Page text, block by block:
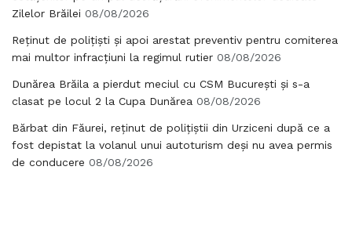
Zilelor Brăilei 08/08/2026
Reținut de polițiști și apoi arestat preventiv pentru comiterea
mai multor infracțiuni la regimul rutier 08/08/2026
Dunărea Brăila a pierdut meciul cu CSM București și s-a
clasat pe locul 2 la Cupa Dunărea 08/08/2026
Bărbat din Făurei, reținut de polițiștii din Urziceni după ce a
fost depistat la volanul unui autoturism deși nu avea permis
de conducere 08/08/2026